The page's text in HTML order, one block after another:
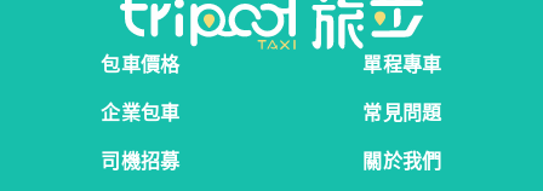
包車價格
單程專車
企業包車
常見問題
司機招募
關於我們